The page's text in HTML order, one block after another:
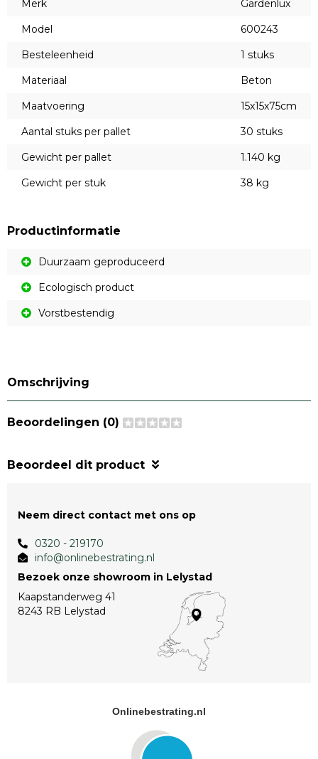
Merk
Gardenlux
Model
600243
Besteleenheid
1 stuks
Materiaal
Beton
Maatvoering
15x15x75cm
Aantal stuks per pallet
30 stuks
Gewicht per pallet
1.140 kg
Gewicht per stuk
38 kg
Productinformatie
Duurzaam geproduceerd
Ecologisch product
Vorstbestendig
Omschrijving
Beoordelingen (0)
Beoordeel dit product
Neem direct contact met ons op
0320 - 219170
info@onlinebestrating.nl
Bezoek onze showroom in Lelystad
Kaapstanderweg 41
8243 RB Lelystad
Onlinebestrating.nl